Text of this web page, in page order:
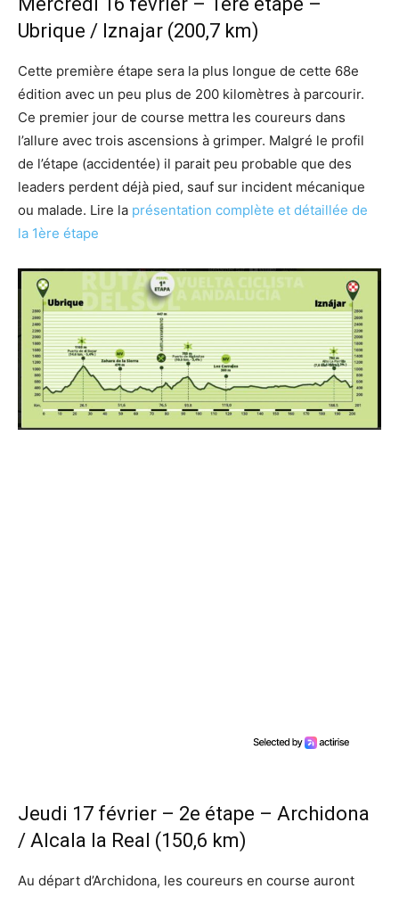
Ubrique / Iznajar (200,7 km)
Cette première étape sera la plus longue de cette 68e
édition avec un peu plus de 200 kilomètres à parcourir.
Ce premier jour de course mettra les coureurs dans
l’allure avec trois ascensions à grimper. Malgré le profil
de l’étape (accidentée) il parait peu probable que des
leaders perdent déjà pied, sauf sur incident mécanique
ou malade. Lire la présentation complète et détaillée de
la 1ère étape
Jeudi 17 février – 2e étape – Archidona
/ Alcala la Real (150,6 km)
Au départ d’Archidona, les coureurs en course auront